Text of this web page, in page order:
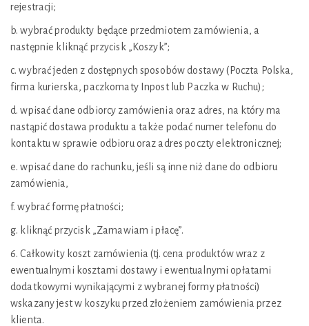
rejestracji;
b. wybrać produkty będące przedmiotem zamówienia, a
następnie kliknąć przycisk „Koszyk”;
c. wybrać jeden z dostępnych sposobów dostawy (Poczta Polska,
firma kurierska, paczkomaty Inpost lub Paczka w Ruchu);
d. wpisać dane odbiorcy zamówienia oraz adres, na który ma
nastąpić dostawa produktu a także podać numer telefonu do
kontaktu w sprawie odbioru oraz adres poczty elektronicznej;
e. wpisać dane do rachunku, jeśli są inne niż dane do odbioru
zamówienia,
f. wybrać formę płatności;
g. kliknąć przycisk „Zamawiam i płacę”.
6. Całkowity koszt zamówienia (tj. cena produktów wraz z
ewentualnymi kosztami dostawy i ewentualnymi opłatami
dodatkowymi wynikającymi z wybranej formy płatności)
wskazany jest w koszyku przed złożeniem zamówienia przez
klienta.